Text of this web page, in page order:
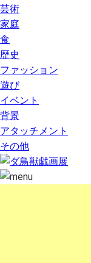
芸術
家庭
食
歴史
ファッション
遊び
イベント
背景
アタッチメント
その他